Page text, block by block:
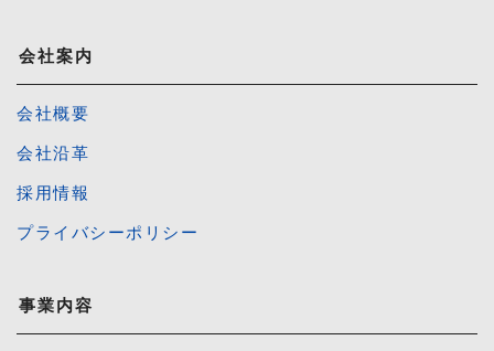
会社案内
会社概要
会社沿革
採用情報
プライバシーポリシー
事業内容